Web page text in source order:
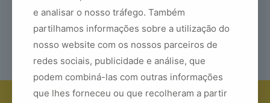
interna Prata – Caixa
91,00€
e analisar o nosso tráfego. Também
partilhamos informações sobre a utilização do
nosso website com os nossos parceiros de
redes sociais, publicidade e análise, que
podem combiná-las com outras informações
que lhes forneceu ou que recolheram a partir